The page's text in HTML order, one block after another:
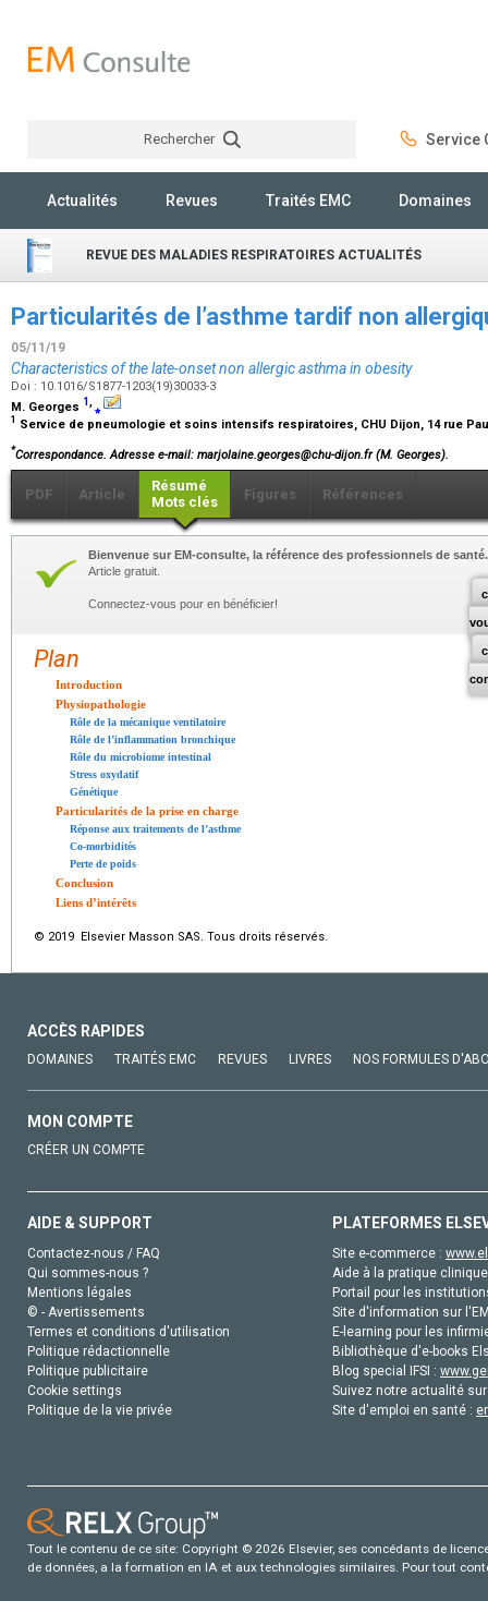
Rechercher Service
Actualités Revues Traités EMC Domaines
REVUE DES MALADIES RESPIRATOIRES ACTUALITÉS
Particularités de l’asthme tardif non
05/11/19
Characteristics of the late-onset non allergic asthma in obesity
Doi : 10.1016/S1877-1203(19)30033-3
M. Georges 1,⁎
1 Service de pneumologie et soins intensifs respiratoires, CHU Dijon, 14 rue
*Correspondance.Adresse e-mail: marjolaine.georges@chu-dijon.fr (M. Georges).
PDF Article
Résumé
Mots clés
Figures Références
Bienvenue sur EM-consulte, la référence des professionnels de santé.
Article gratuit.
Connectez-vous pour en bénéficier!
Plan
Introduction
Physiopathologie
Rôle de la mécanique ventilatoire
Rôle de l’inflammation bronchique
Rôle du microbiome intestinal
Stress oxydatif
Génétique
Particularités de la prise en charge
Réponse aux traitements de l’asthme
Co-morbidités
Perte de poids
Conclusion
Liens d’intérêts
© 2019 Elsevier Masson SAS. Tous droits réservés.
ACCÈS RAPIDES
DOMAINES TRAITÉS EMC REVUES LIVRES NOS FORMULES
MON COMPTE
CRÉER UN COMPTE
AIDE & SUPPORT
Contactez-nous / FAQ
Qui sommes-nous ?
Mentions légales
© - Avertissements
Termes et conditions d'utilisation
Politique rédactionnelle
Politique publicitaire
Cookie settings
Politique de la vie privée
PLATEFORMES
Site e-commerce :
Aide à la pratique
Portail pour les
Site d'information sur
E-learning pour les
Bibliothèque d'e-books
Blog special IFSI :
Suivez notre actualité
Site d'emploi en santé :
Tout le contenu de ce site: Copyright © 2026 Elsevier, ses concédants de
de données, a la formation en IA et aux technologies similaires. Pour tout